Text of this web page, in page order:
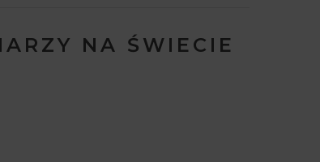
NA ŚWIECIE